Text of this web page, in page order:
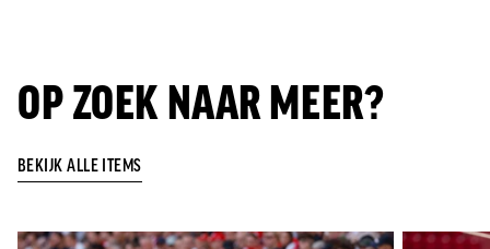
OP ZOEK NAAR MEER?
BEKIJK ALLE ITEMS